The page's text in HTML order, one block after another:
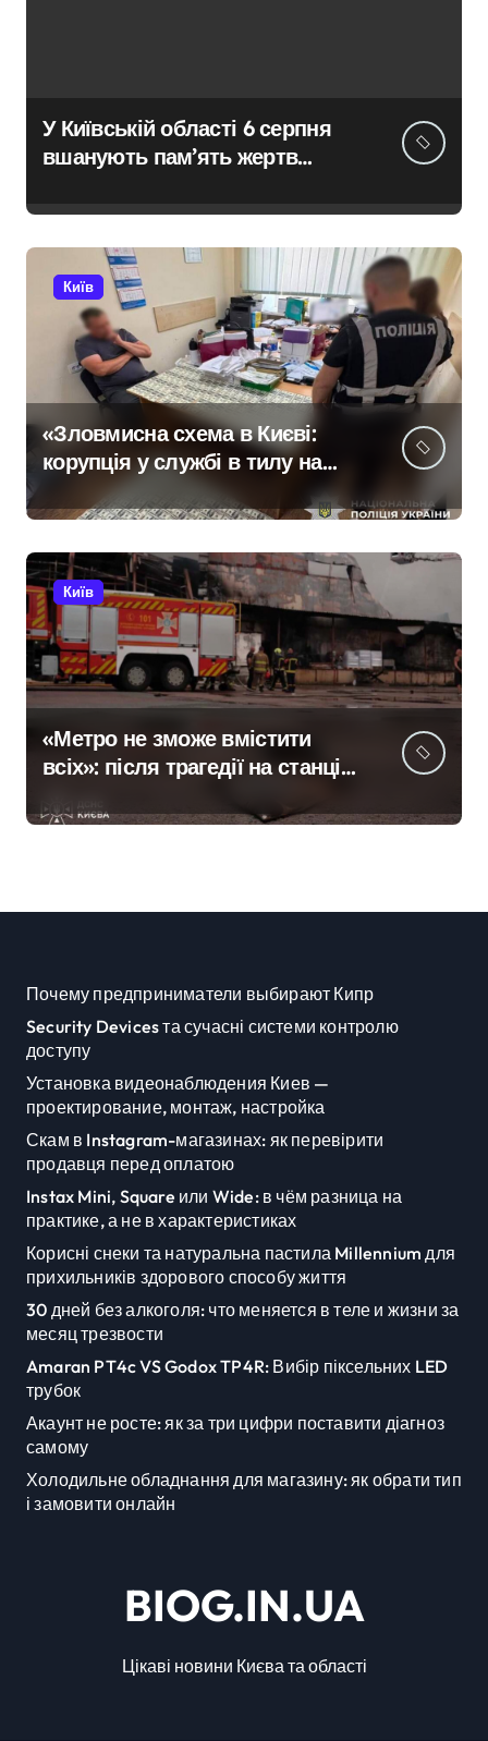
У Київській області 6 серпня
вшанують пам’ять жертв
Київ
«Зловмисна схема в Києві:
корупція у службі в тилу на
суму 26 тисяч доларів»
Київ
«Метро не зможе вмістити
всіх»: після трагедії на станції
пропонують збільшити
Почему предприниматели выбирают Кипр
Security Devices та сучасні системи контролю
доступу
Установка видеонаблюдения Киев —
проектирование, монтаж, настройка
Скам в Instagram-магазинах: як перевірити
продавця перед оплатою
Instax Mini, Square или Wide: в чём разница на
практике, а не в характеристиках
Корисні снеки та натуральна пастила Millennium для
прихильників здорового способу життя
30 дней без алкоголя: что меняется в теле и жизни за
месяц трезвости
Amaran PT4c VS Godox TP4R: Вибір піксельних LED
трубок
Акаунт не росте: як за три цифри поставити діагноз
самому
Холодильне обладнання для магазину: як обрати тип
і замовити онлайн
BIOG.IN.UA
Цікаві новини Києва та області